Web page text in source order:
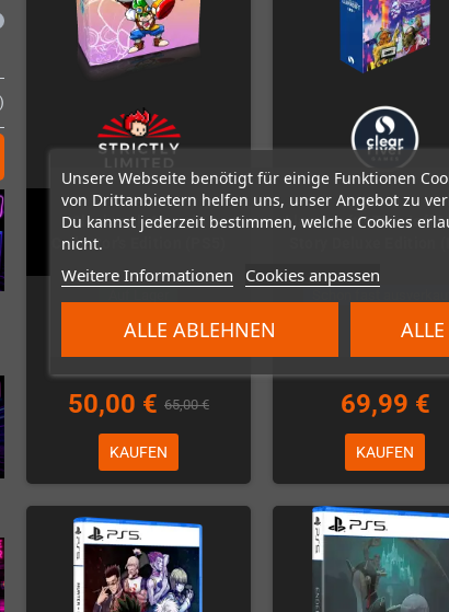
Unsere Webseite benötigt für einige Funktionen
von Drittanbietern helfen uns, unser Angebot zu
Du kannst jederzeit bestimmen, welche Cookies
nicht.
Weitere Informationen Cookies anpassen
ALLE ABLEHNEN
Clockwork Aquario
Collector's Edition (PS5)
50,00 € 65,00 €
KAUFEN
Llamasoft - The Jeff
69,99 €
KAUFEN